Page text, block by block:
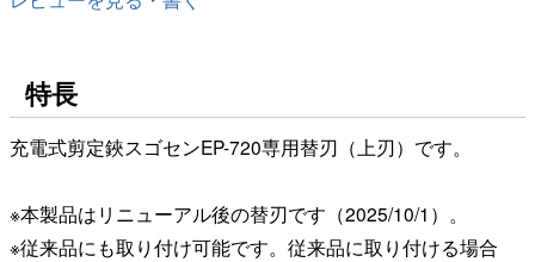
特長
充電式剪定鋏スゴセンEP-720専用替刃（上刃）です。
※本製品はリニューアル後の替刃です（2025/10/1）。
※従来品にも取り付け可能です。従来品に取り付ける場合